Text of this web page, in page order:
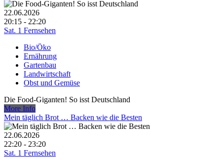
22.06.2026
20:15 - 22:20
Sat. 1 Fernsehen
Bio/Öko
Ernährung
Gartenbau
Landwirtschaft
Obst und Gemüse
Die Food-Giganten! So isst Deutschland
More Info
Mein täglich Brot … Backen wie die Besten
22.06.2026
22:20 - 23:20
Sat. 1 Fernsehen